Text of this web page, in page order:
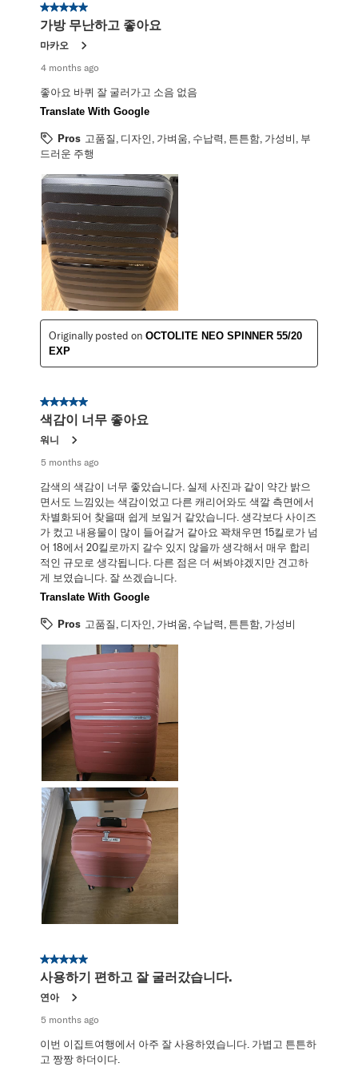
Reviews
5 out of 5 stars.
가방 무난하고 좋아요
마카오
4 months ago
좋아요 바퀴 잘 굴러가고 소음 없음
Translate With Google
Pros 고품질, 디자인, 가벼움, 수납력, 튼튼함, 가성비, 부
드러운 주행
Originally posted on OCTOLITE NEO SPINNER 55/20
EXP
5 out of 5 stars.
색감이 너무 좋아요
워니
5 months ago
감색의 색감이 너무 좋았습니다. 실제 사진과 같이 약간 밝으
면서도 느낌있는 색감이었고 다른 캐리어와도 색깔 측면에서
차별화되어 찾을때 쉽게 보일거 같았습니다. 생각보다 사이즈
가 컸고 내용물이 많이 들어갈거 같아요 꽉채우면 15킬로가 넘
어 18에서 20킬로까지 갈수 있지 않을까 생각해서 매우 합리
적인 규모로 생각됩니다. 다른 점은 더 써봐야겠지만 견고하
게 보였습니다. 잘 쓰겠습니다.
Translate With Google
Pros 고품질, 디자인, 가벼움, 수납력, 튼튼함, 가성비
5 out of 5 stars.
사용하기 편하고 잘 굴러갔습니다.
연아
5 months ago
이번 이집트여행에서 아주 잘 사용하였습니다. 가볍고 튼튼하
고 짱짱 하더이다.